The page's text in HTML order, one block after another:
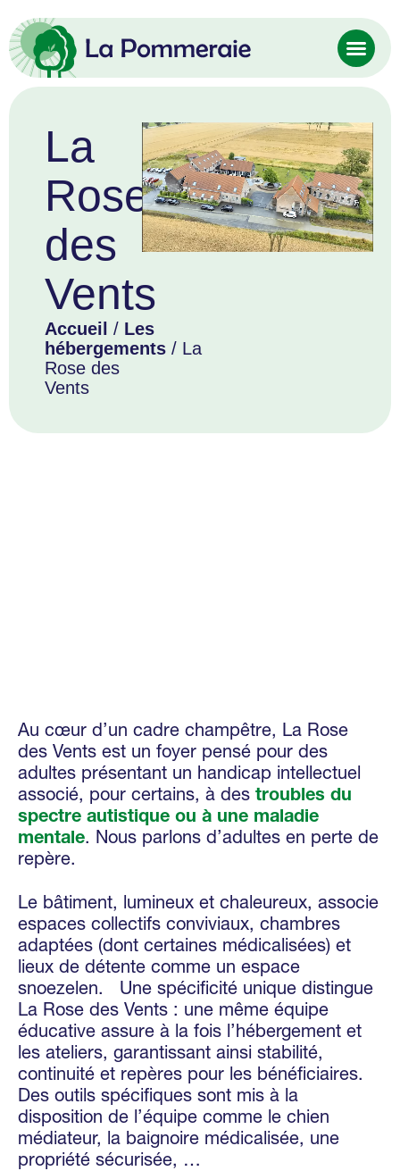
La
Rose
des
Vents
Accueil / Les
hébergements / La
Rose des
Vents
Au cœur d’un cadre champêtre, La Rose
des Vents est un foyer pensé pour des
adultes présentant un handicap intellectuel
associé, pour certains, à des troubles du
spectre autistique ou à une maladie
mentale. Nous parlons d’adultes en perte de
repère.
Le bâtiment, lumineux et chaleureux, associe
espaces collectifs conviviaux, chambres
adaptées (dont certaines médicalisées) et
lieux de détente comme un espace
snoezelen. Une spécificité unique distingue
La Rose des Vents : une même équipe
éducative assure à la fois l’hébergement et
les ateliers, garantissant ainsi stabilité,
continuité et repères pour les bénéficiaires.
Des outils spécifiques sont mis à la
disposition de l’équipe comme le chien
médiateur, la baignoire médicalisée, une
propriété sécurisée, …